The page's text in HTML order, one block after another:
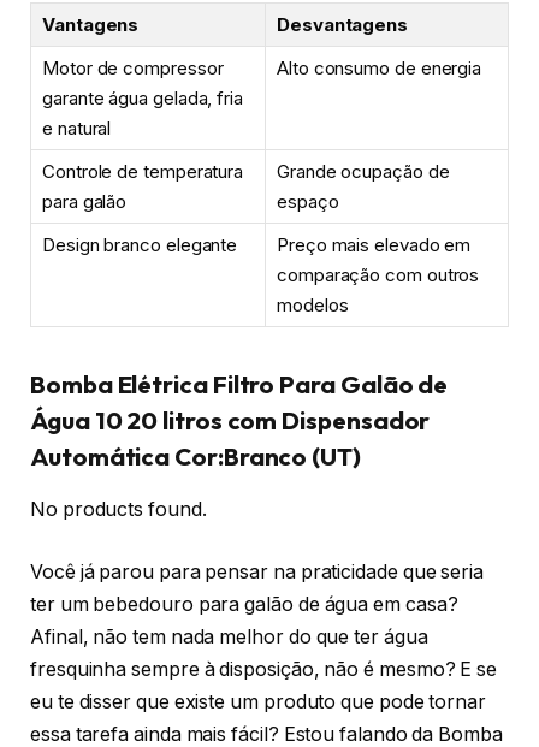
Vantagens
Desvantagens
Motor de compressor
garante água gelada, fria
e natural
Alto consumo de energia
Controle de temperatura
para galão
Grande ocupação de
espaço
Design branco elegante
Preço mais elevado em
comparação com outros
modelos
Bomba Elétrica Filtro Para Galão de
Água 10 20 litros com Dispensador
Automática Cor:Branco (UT)
No products found.
Você já parou para pensar na praticidade que seria
ter um bebedouro para galão de água em casa?
Afinal, não tem nada melhor do que ter água
fresquinha sempre à disposição, não é mesmo? E se
eu te disser que existe um produto que pode tornar
essa tarefa ainda mais fácil? Estou falando da Bomba